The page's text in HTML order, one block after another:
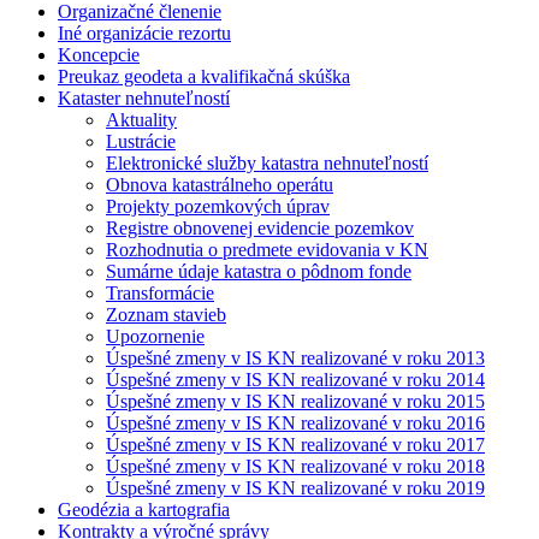
Organizačné členenie
Iné organizácie rezortu
Koncepcie
Preukaz geodeta a kvalifikačná skúška
Kataster nehnuteľností
Aktuality
Lustrácie
Elektronické služby katastra nehnuteľností
Obnova katastrálneho operátu
Projekty pozemkových úprav
Registre obnovenej evidencie pozemkov
Rozhodnutia o predmete evidovania v KN
Sumárne údaje katastra o pôdnom fonde
Transformácie
Zoznam stavieb
Upozornenie
Úspešné zmeny v IS KN realizované v roku 2013
Úspešné zmeny v IS KN realizované v roku 2014
Úspešné zmeny v IS KN realizované v roku 2015
Úspešné zmeny v IS KN realizované v roku 2016
Úspešné zmeny v IS KN realizované v roku 2017
Úspešné zmeny v IS KN realizované v roku 2018
Úspešné zmeny v IS KN realizované v roku 2019
Geodézia a kartografia
Kontrakty a výročné správy